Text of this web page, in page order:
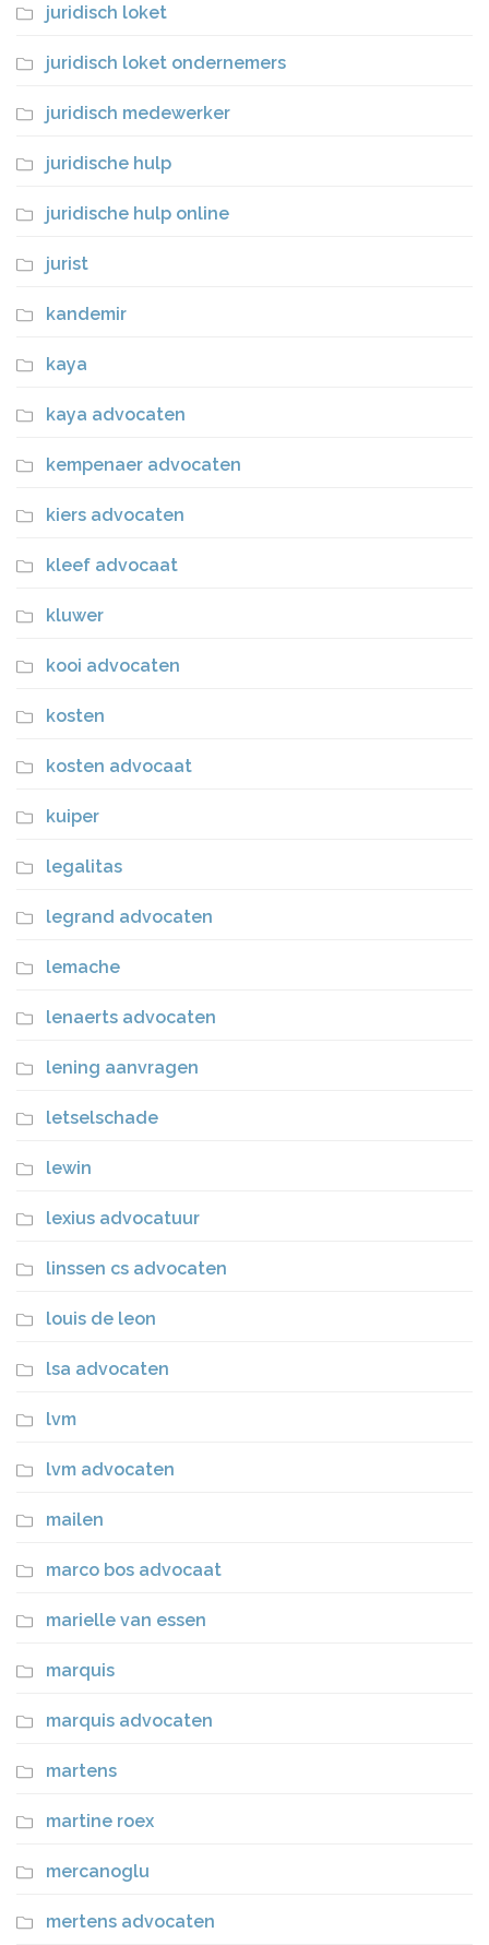
juridisch loket
juridisch loket ondernemers
juridisch medewerker
juridische hulp
juridische hulp online
jurist
kandemir
kaya
kaya advocaten
kempenaer advocaten
kiers advocaten
kleef advocaat
kluwer
kooi advocaten
kosten
kosten advocaat
kuiper
legalitas
legrand advocaten
lemache
lenaerts advocaten
lening aanvragen
letselschade
lewin
lexius advocatuur
linssen cs advocaten
louis de leon
lsa advocaten
lvm
lvm advocaten
mailen
marco bos advocaat
marielle van essen
marquis
marquis advocaten
martens
martine roex
mercanoglu
mertens advocaten